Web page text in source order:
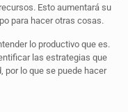
Esto aumentará su
para hacer otras cosas.
lo productivo que es.
las estrategias que
por lo que se puede hacer